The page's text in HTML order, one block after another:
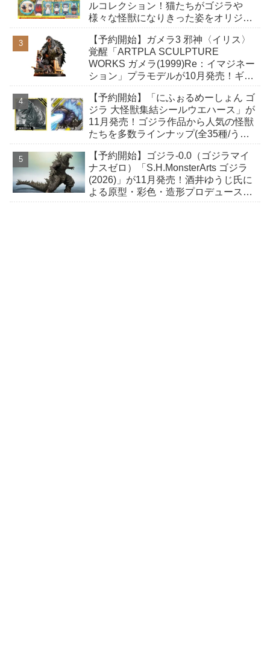
ルコレクション！猫たちがゴジラや
様々な怪獣になりきった姿をオリジナ
【予約開始】ガメラ3 邪神〈イリス〉
覚醒「ARTPLA SCULPTURE
WORKS ガメラ(1999)Re：イマジネー
ション」プラモデルが10月発売！ギャ
緊迫の瞬間！
【予約開始】「にふぉるめーしょん ゴ
ジラ 大怪獣集結シールウエハース」が
11月発売！ゴジラ作品から人気の怪獣
たちを多数ラインナップ(全35種/うち
加工！
【予約開始】ゴジラ-0.0（ゴジラマイ
ナスゼロ）「S.H.MonsterArts ゴジラ
(2026)」が11月発売！酒井ゆうじ氏に
よる原型・彩色・造形プロデュースに